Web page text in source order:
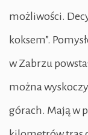
możliwości.
koksem”.
w Zabrzu
można
górach. Mają w